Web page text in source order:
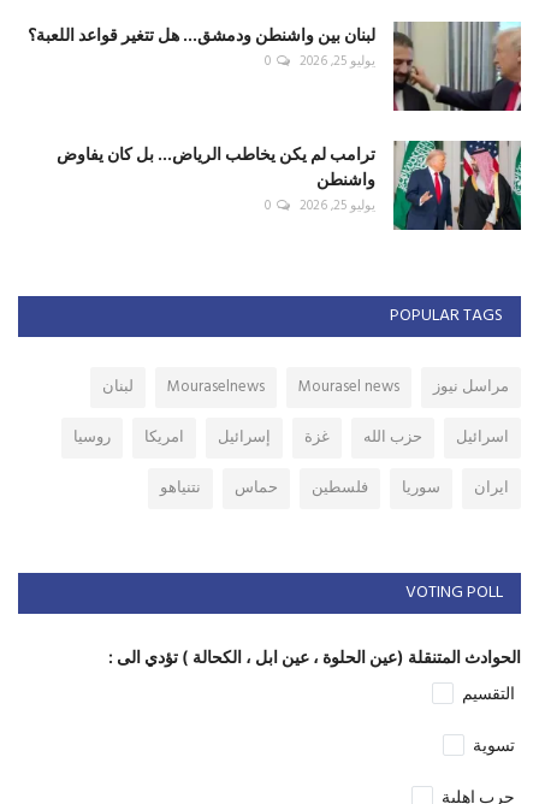
لبنان بين واشنطن ودمشق... هل تتغير قواعد اللعبة؟
يوليو 25, 2026 0
ترامب لم يكن يخاطب الرياض... بل كان يفاوض
واشنطن
يوليو 25, 2026 0
POPULAR TAGS
مراسل نيوز Mourasel news
Mouraselnews
لبنان
اسرائيل
حزب الله غزة إسرائيل امريكا
روسيا
ايران
سوريا فلسطين حماس نتنياهو
VOTING POLL
الحوادث المتنقلة (عين الحلوة ، عين ابل ، الكحالة ) تؤدي الى :
التقسيم
تسوية